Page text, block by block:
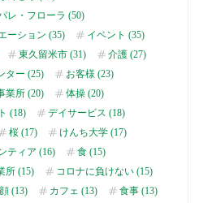
レ・フローラ (50)
ーション (35)
イベント (35)
東久留米市 (31)
介護 (27)
ター (25)
お客様 (23)
業所 (20)
体操 (20)
(18)
デイサービス (18)
桜 (17)
けんち大学 (17)
ティア (16)
食 (15)
所 (15)
コロナに負けない (15)
(13) カフェ (13)
食事 (13)